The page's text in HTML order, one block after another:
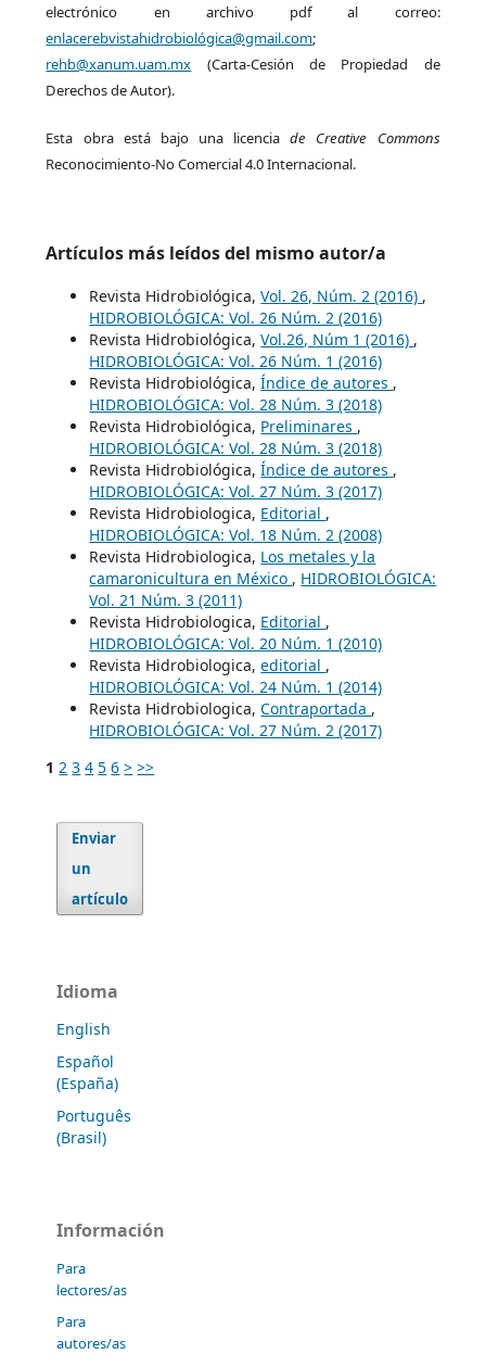
electrónico en archivo pdf al correo:
enlacerebvistahidrobiológica@gmail.com;
rehb@xanum.uam.mx (Carta-Cesión de Propiedad de
Derechos de Autor).
Esta obra está bajo una licenciade Creative Commons
Reconocimiento-No Comercial 4.0 Internacional.
Artículos más leídos del mismo autor/a
Revista Hidrobiológica,Vol. 26, Núm. 2 (2016) ,
HIDROBIOLÓGICA: Vol. 26 Núm. 2 (2016)
Revista Hidrobiológica,Vol.26, Núm 1 (2016) ,
HIDROBIOLÓGICA: Vol. 26 Núm. 1 (2016)
Revista Hidrobiológica,Índice de autores ,
HIDROBIOLÓGICA: Vol. 28 Núm. 3 (2018)
Revista Hidrobiológica, Preliminares ,
HIDROBIOLÓGICA: Vol. 28 Núm. 3 (2018)
Revista Hidrobiológica,Índice de autores ,
HIDROBIOLÓGICA: Vol. 27 Núm. 3 (2017)
Revista Hidrobiologica, Editorial ,
HIDROBIOLÓGICA: Vol. 18 Núm. 2 (2008)
Revista Hidrobiologica, Los metales y la
camaronicultura en México , HIDROBIOLÓGICA:
Vol. 21 Núm. 3 (2011)
Revista Hidrobiologica, Editorial ,
HIDROBIOLÓGICA: Vol. 20 Núm. 1 (2010)
Revista Hidrobiologica,editorial ,
HIDROBIOLÓGICA: Vol. 24 Núm. 1 (2014)
Revista Hidrobiologica,Contraportada ,
HIDROBIOLÓGICA: Vol. 27 Núm. 2 (2017)
1 2 3 4 5 6 > >>
Enviar
un
artículo
Idioma
English
Español
(España)
Português
(Brasil)
Información
Para
lectores/as
Para
autores/as